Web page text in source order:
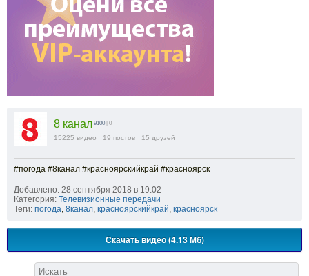
8 канал 9100 | 0
15225 видео 19 постов 15 друзей
#погода #8канал #красноярскийкрай #красноярск
Добавлено: 28 сентября 2018 в 19:02
Категория: Телевизионные передачи
Теги: погода 8канал красноярскийкрай красноярск
Скачать видео (4.13 Мб)